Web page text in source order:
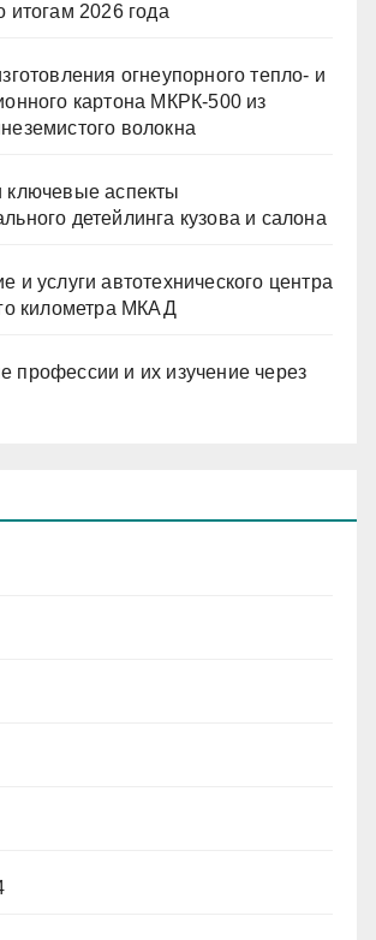
итогам 2026 года
огнеупорного тепло- и
картона МКРК-500 из
волокна
аспекты
детейлинга кузова и салона
и услуги автотехнического центра
километра МКАД
профессии и их изучение через